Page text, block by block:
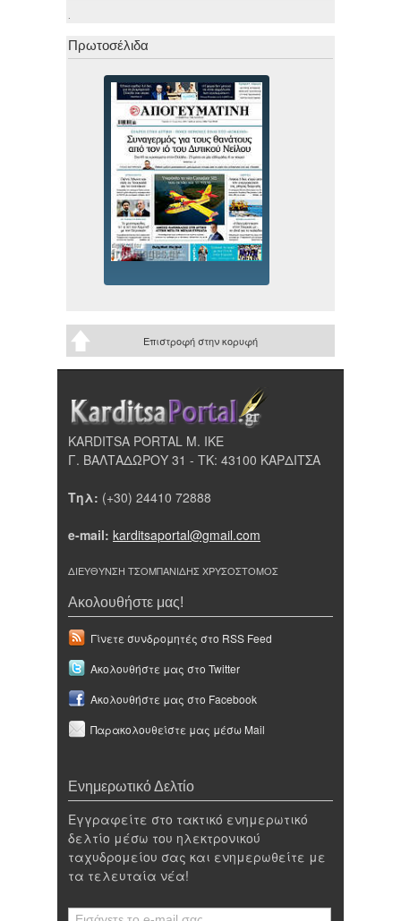
Πρωτοσέλιδα
Επιστροφή στην κορυφή
KARDITSA PORTAL Μ. ΙΚΕ
Γ. ΒΑΛΤΑΔΩΡΟΥ 31 - ΤΚ: 43100 ΚΑΡΔΙΤΣΑ
Τηλ: (+30) 24410 72888
e-mail: karditsaportal@gmail.com
ΔΙΕΥΘΥΝΣΗ ΤΣΟΜΠΑΝΙΔΗΣ ΧΡΥΣΟΣΤΟΜΟΣ
Ακολουθήστε μας!
Γίνετε συνδρομητές στο RSS Feed
Ακολουθήστε μας στο Twitter
Ακολουθήστε μας στο Facebook
Παρακολουθείστε μας μέσω Mail
Ενημερωτικό Δελτίο
Εγγραφείτε στο τακτικό ενημερωτικό
δελτίο μέσω του ηλεκτρονικού
ταχυδρομείου σας και ενημερωθείτε με
τα τελευταία νέα!